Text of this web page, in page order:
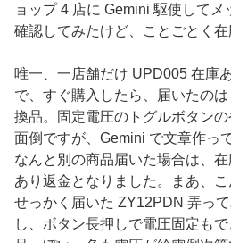
ョップ 4 店に Gemini 駆使して
確認してみたけど、ことごとく在
唯一、一店舗だけ UPD005 在庫
で、すぐ購入したら、届いたの
換品。固定電圧のトグルボタンの
面倒ですが、Gemini で文章作っ
なんと別の商品届いた場合は、
あり返金となりました。まあ、こ
せっかく届いた ZY12PDN 弄っ
し、ボタン長押しで電圧固定も